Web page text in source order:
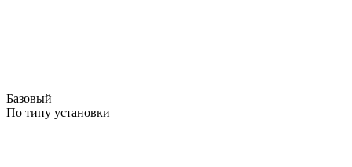
Базовый
По типу установки